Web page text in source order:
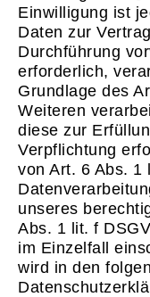
Einwilligung ist
Daten zur
Durchführung
erforderlich,
Grundlage des
Weiteren
diese zur
Verpflichtung
von Art. 6 Abs. 1
unseres
Abs. 1 lit. f
im Einzelfall
wird in den